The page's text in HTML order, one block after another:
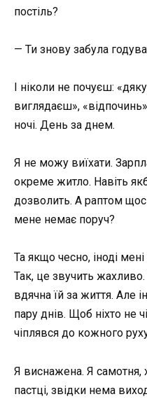
постіль?
— Ти знову забула
І ніколи не почуєш:
виглядаєш»,
ночі. День за днем.
Я не можу виїхати.
окреме житло. Навіть
дозволить. А раптом
мене немає поруч?
Та якщо чесно, іноді
Так, це звучить
вдячна їй за життя. Але
пару днів. Щоб ніхто не
чіплявся до кожного
Я виснажена. Я самотня,
пастці, звідки нема